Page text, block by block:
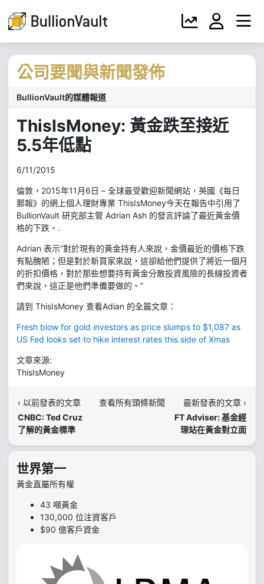
公司要聞與新聞發佈
BullionVault的媒體報道
ThisIsMoney: 黃金跌至接近
5.5年低點
6/11/2015
倫敦，2015年11月6日 – 全球最受歡迎新聞網站，英國《每日
郵報》的網上個人理財專業 ThisIsMoney今天在報告中引用了
BullionVault 研究部主管 Adrian Ash 的發言評論了最近黃金價
格的下跌。.
Adrian 表示”對於現有的黃金持有人來說，金價最近的價格下跌
有點醜陋；但是對於新買家來說，這卻給他們提供了將近一個月
的折扣價格，對於那些想要持有黃金分散投資風險的長線投資者
們來說，這正是他們準備要做的。”
請到 ThisIsMoney 查看Adian 的全篇文章：
Fresh blow for gold investors as price slumps to $1,087 as
US Fed looks set to hike interest rates this side of Xmas
文章來源:
ThisIsMoney
‹ 以前發表的文章
CNBC: Ted Cruz
了解的黃金標準
查看所有頭條新聞
最新發表的文章 ›
FT Adviser: 基金經
理站在黃金對立面
世界第一
黃金直屬所有權
43 噸黃金
130,000 位注資客戶
$90 億客戶資金